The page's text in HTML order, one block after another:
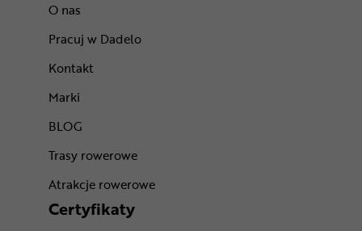
O nas
Pracuj w Dadelo
Kontakt
Marki
BLOG
Trasy rowerowe
Atrakcje rowerowe
Certyfikaty